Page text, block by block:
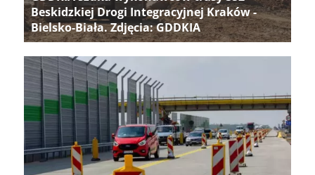
Beskidzkiej Drogi Integracyjnej Kraków -
Bielsko-Biała. Zdjęcia: GDDKIA